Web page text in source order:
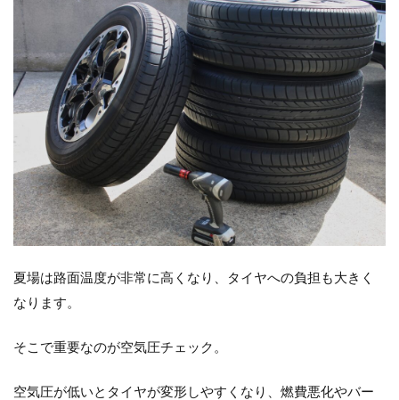
夏場は路面温度が非常に高くなり、タイヤへの負担も大きく
なります。
そこで重要なのが空気圧チェック。
空気圧が低いとタイヤが変形しやすくなり、燃費悪化やバー